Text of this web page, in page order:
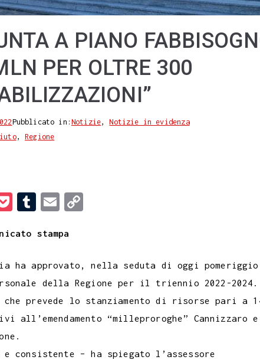
A PIANO
PER OLTRE 300
Pubblicato in: Notizie,Notizie in evidenza
,Regione
c
k
e
t
T
m
l
r
E
a
l
L
i
n
stampa
ha approvato, nella seduta di oggi
della Regione per il triennio 2022-2024.
prevede lo stanziamento di risorse pari a
“milleproroghe” Cannizzaro
consistente – ha spiegato l’assessore